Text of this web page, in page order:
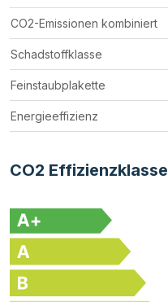
CO2-Emissionen kombiniert
Schadstoffklasse
Feinstaubplakette
Energieeffizienz
CO2 Effizienzklasse